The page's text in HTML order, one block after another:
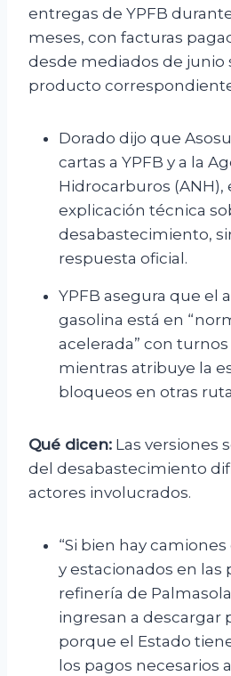
entregas de YPFB
meses, con facturas
desde mediados de junio
producto
Dorado dijo que
cartas a YPFB y a la
Hidrocarburos (ANH),
explicación técnica
desabastecimiento,
respuesta oficial.
YPFB asegura que el
gasolina está en
acelerada” con
mientras atribuye la
bloqueos en otras
Qué dicen: Las versiones
del desabastecimiento
actores involucrados.
“Si bien hay
y estacionados en las
refinería de
ingresan a descargar
porque el Estado
los pagos necesarios